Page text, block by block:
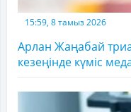
15:59, 8 тамыз 2026
Арлан Жаңабай
кезеңінде күміс